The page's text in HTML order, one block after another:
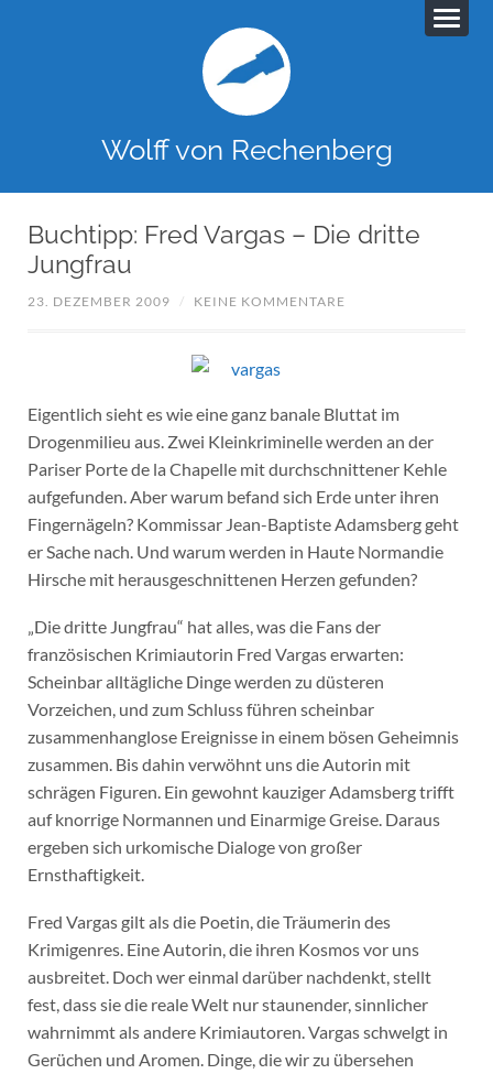
Wolff von Rechenberg
Buchtipp: Fred Vargas – Die dritte
Jungfrau
23. DEZEMBER 2009 / KEINE KOMMENTARE
Eigentlich sieht es wie eine ganz banale Bluttat im
Drogenmilieu aus. Zwei Kleinkriminelle werden an der
Pariser Porte de la Chapelle mit durchschnittener Kehle
aufgefunden. Aber warum befand sich Erde unter ihren
Fingernägeln? Kommissar Jean-Baptiste Adamsberg geht
er Sache nach. Und warum werden in Haute Normandie
Hirsche mit herausgeschnittenen Herzen gefunden?
„Die dritte Jungfrau“ hat alles, was die Fans der
französischen Krimiautorin Fred Vargas erwarten:
Scheinbar alltägliche Dinge werden zu düsteren
Vorzeichen, und zum Schluss führen scheinbar
zusammenhanglose Ereignisse in einem bösen Geheimnis
zusammen. Bis dahin verwöhnt uns die Autorin mit
schrägen Figuren. Ein gewohnt kauziger Adamsberg trifft
auf knorrige Normannen und Einarmige Greise. Daraus
ergeben sich urkomische Dialoge von großer
Ernsthaftigkeit.
Fred Vargas gilt als die Poetin, die Träumerin des
Krimigenres. Eine Autorin, die ihren Kosmos vor uns
ausbreitet. Doch wer einmal darüber nachdenkt, stellt
fest, dass sie die reale Welt nur staunender, sinnlicher
wahrnimmt als andere Krimiautoren. Vargas schwelgt in
Gerüchen und Aromen. Dinge, die wir zu übersehen